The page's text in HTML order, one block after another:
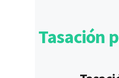
Tasación